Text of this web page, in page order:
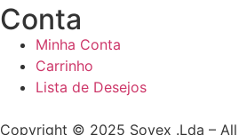
Conta
Minha Conta
Carrinho
Lista de Desejos
Copyright © 2025 Sovex .Lda –